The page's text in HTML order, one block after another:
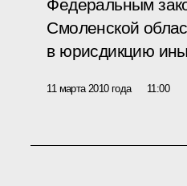
Федеральным
Смоленской
в юрисдикцию
11 марта 2010 года 11:00